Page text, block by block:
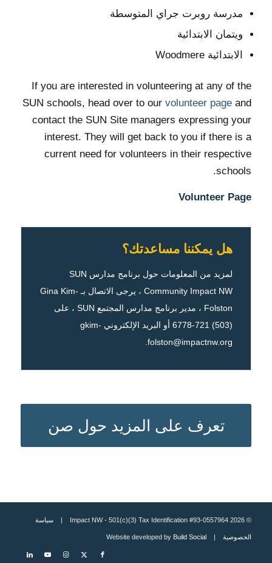
مدرسة روبرت جراي المتوسطة
ويتمان الابتدائية
الابتدائية Woodmere
If you are interested in volunteering at any of the
SUN schools, head over to ourvolunteer page and
contact the SUN Site managers expressing your
interest. They will get back to you if there is a
current need for volunteers in their respective
schools.
Volunteer Page
هل يمكننا مساعدتك؟
لمزيد من المعلومات حول برنامج مدارس SUN
Community Impact NW ، يرجى الاتصال بـ Gina Kim-
Folston ، مدير برنامج مدارس المجتمع SUN ، على
(503) 721-6778 أو البريد الإلكتروني
gkim-
folston@impactnw.org
.
تعرف على المزيد حول صن
© 2026 Impact NW - 501(c)(3) Tax Identification #93-0557964 | سياسة
الخصوصية| Website developed by
Build Social